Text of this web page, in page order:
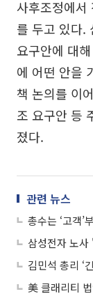
사후조정에서
를 두고 있다.
요구안에 대
에 어떤 안을
책 논의를 이
조 요구안 등
졌다.
관련 뉴스